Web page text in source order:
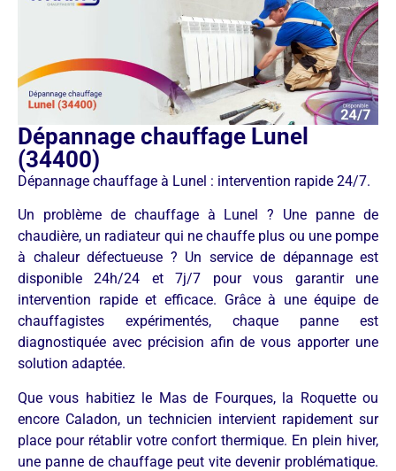
Dépannage chauffage Lunel
(34400)
Dépannage chauffage à Lunel : intervention rapide 24/7.
Un problème de chauffage à Lunel ? Une panne de
chaudière, un radiateur qui ne chauffe plus ou une pompe
à chaleur défectueuse ? Un service de dépannage est
disponible 24h/24 et 7j/7 pour vous garantir une
intervention rapide et efficace. Grâce à une équipe de
chauffagistes expérimentés, chaque panne est
diagnostiquée avec précision afin de vous apporter une
solution adaptée.
Que vous habitiez le Mas de Fourques, la Roquette ou
encore Caladon, un technicien intervient rapidement sur
place pour rétablir votre confort thermique. En plein hiver,
une panne de chauffage peut vite devenir problématique.